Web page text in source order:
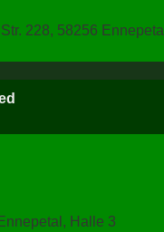
228, 58256 Ennepetal
Halle 3